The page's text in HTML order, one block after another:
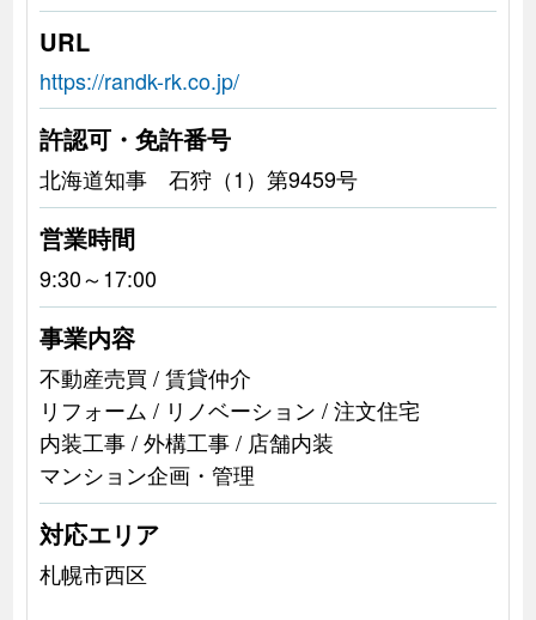
URL
https://randk-rk.co.jp/
許認可・免許番号
北海道知事 石狩（1）第9459号
営業時間
9:30～17:00
事業内容
不動産売買 / 賃貸仲介
リフォーム / リノベーション / 注文住宅
内装工事 / 外構工事 / 店舗内装
マンション企画・管理
対応エリア
札幌市西区